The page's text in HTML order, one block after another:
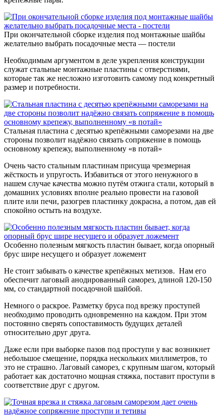
При окончательной сборке изделия под монтажные шайбы
желательно выбрать посадочные места — постели
Необходимым аргументом в деле укрепления конструкции
служат стальные монтажные пластины с отверстиями,
которые так же несложно изготовить самому под конкретный
размер и потребности.
Стальная пластина с десятью крепёжными саморезами на две
стороны позволит надёжно связать сопряжение в помощь
основному крепежу, выполненному «в потай»
Очень часто стальным пластинам присуща чрезмерная
жёсткость и упругость. Избавиться от этого ненужного в
нашем случае качества можно путём отжига стали, который в
домашних условиях вполне реально провести на газовой
плите или печи, разогрев пластинку докрасна, а потом, дав ей
спокойно остыть на воздухе.
Особенно полезным мягкость пластин бывает, когда опорный
брус шире несущего и образует ложемент
Не стоит забывать о качестве крепёжных метизов. Нам его
обеспечит лаговый анодированный саморез, длиной 120-150
мм, со стандартной посадочной шайбой.
Немного о раскрое. Разметку бруса под врезку проступей
необходимо проводить одновременно на каждом. При этом
постоянно сверять сопоставимость будущих деталей
относительно друг друга.
Даже если при выборке пазов под проступи у вас возникнет
небольшое смещение, порядка нескольких миллиметров, то
это не страшно. Лаговый саморез, с крупным шагом, который
работает как достаточно мощная стяжка, поставит проступи в
соответствие друг с другом.